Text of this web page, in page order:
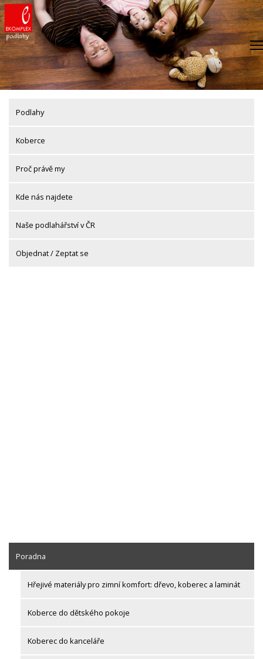
Skip
to
content
Podlahy
Koberce
Proč právě my
Kde nás najdete
Naše podlahářství v ČR
Objednat / Zeptat se
Poradna
Hřejivé materiály pro zimní komfort: dřevo, koberec a laminát
Koberce do dětského pokoje
Koberec do kanceláře